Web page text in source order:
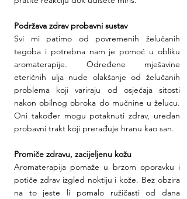
Podržava zdrav probavni sustav
Svi mi patimo od povremenih želučanih
tegoba i potrebna nam je pomoć u obliku
aromaterapije. Određene mješavine
eteričnih ulja nude olakšanje od želučanih
problema koji variraju od osjećaja sitosti
nakon obilnog obroka do mučnine u želucu.
Oni također mogu potaknuti zdrav, uredan
probavni trakt koji prerađuje hranu kao san.
Promiče zdravu, zacijeljenu kožu
Aromaterapija pomaže u brzom oporavku i
potiče zdrav izgled noktiju i kože. Bez obzira
na to jeste li pomalo ružičasti od dana